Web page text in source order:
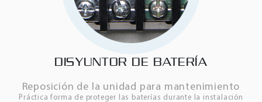
DISYUNTOR DE BATERÍA
Reposición de la unidad para mantenimiento
Práctica forma de proteger las baterías durante la instalación